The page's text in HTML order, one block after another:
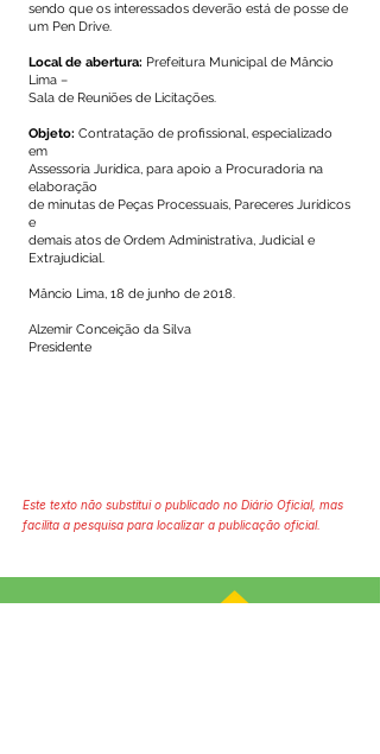
sendo que os interessados deverão está de posse de
um Pen Drive.
Local de abertura: Prefeitura Municipal de Mâncio
Lima –
Sala de Reuniões de Licitações.
Objeto: Contratação de profissional, especializado
em
Assessoria Jurídica, para apoio a Procuradoria na
elaboração
de minutas de Peças Processuais, Pareceres Jurídicos
e
demais atos de Ordem Administrativa, Judicial e
Extrajudicial.
Mâncio Lima, 18 de junho de 2018.
Alzemir Conceição da Silva
Presidente
Este texto não substitui o publicado no Diário Oficial, mas
facilita a pesquisa para localizar a publicação oficial.